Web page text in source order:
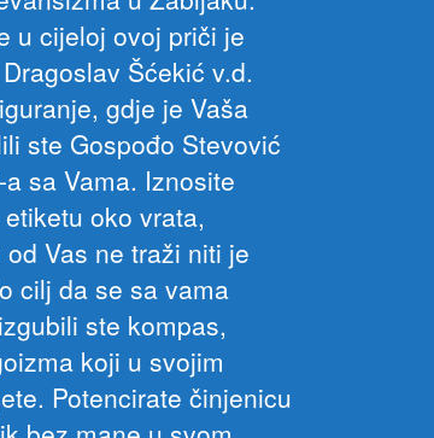
u cijeloj ovoj priči je
Šćekić v.d.
gdje je Vaša
ste Gospođo Stevović
sa Vama. Iznosite
oko vrata,
Vas ne traži niti je
cilj da se sa vama
ste kompas,
koji u svojim
Potencirate činjenicu